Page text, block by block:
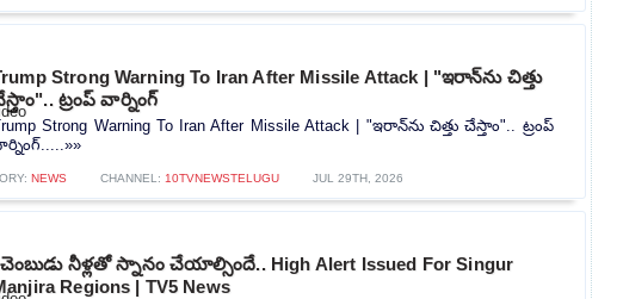
Strong Warning To Iran After Missile Attack | "ఇరాన్‌ను చిత్తు
ట్రంప్ వార్నింగ్
Strong Warning To Iran After Missile Attack | "ఇరాన్‌ను చిత్తు చేస్తాం".. ట్రంప్
NEWS CHANNEL: 10TVNEWSTELUGU JUL 29TH, 2026
నీళ్లతో స్నానం చేయాల్సిందే.. High Alert Issued For Singur
Regions | TV5 News